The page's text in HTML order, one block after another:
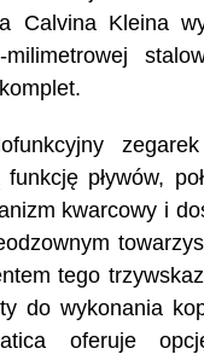
Calvina Kleina
pływów,
kwarcowy i
tego
do wykonania
oferuje